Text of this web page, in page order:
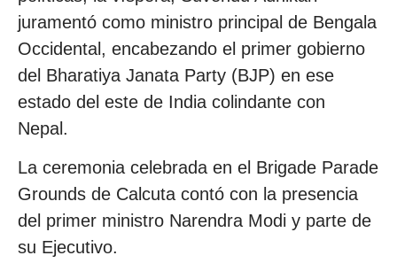
juramentó como ministro principal de Bengala
Occidental, encabezando el primer gobierno
del Bharatiya Janata Party (BJP) en ese
estado del este de India colindante con
Nepal.
La ceremonia celebrada en el Brigade Parade
Grounds de Calcuta contó con la presencia
del primer ministro Narendra Modi y parte de
su Ejecutivo.